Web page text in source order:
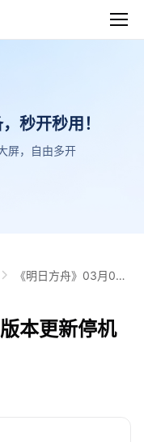
秒开秒用！
屏，自由多开
《明日方舟》03月07
本更新停机